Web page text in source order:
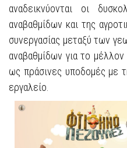
αναδεικνύονται οι
αναβαθμίδων και της
συνεργασίας μεταξύ των
αναβαθμίδων για το
ως πράσινες υποδομές με
εργαλείο.